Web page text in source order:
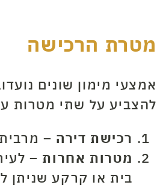
מטרת הרכישה
אמצעי מימון שונים
להצביע על שתי מטרות
רכישת דירה –
מטרות אחרות –
בית או קרקע שניתן